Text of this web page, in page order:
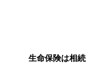
生命保険は相